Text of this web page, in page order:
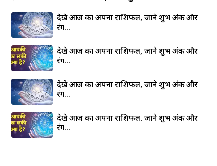
देखे आज का अपना राशिफल, जाने शुभ अंक और
रंग…
देखे आज का अपना राशिफल, जाने शुभ अंक और
रंग…
देखे आज का अपना राशिफल, जाने शुभ अंक और
रंग…
देखे आज का अपना राशिफल, जाने शुभ अंक और
रंग…